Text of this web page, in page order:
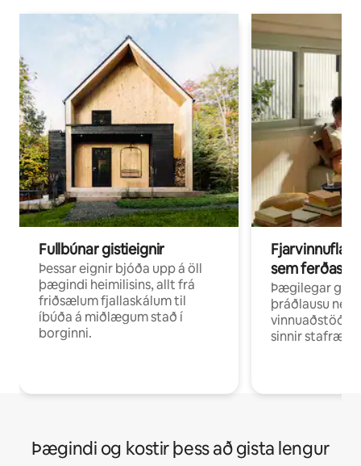
Fullbúnar gistieignir
Þessar eignir bjóða upp á öll
þægindi heimilisins, allt frá
friðsælum fjallaskálum til
íbúða á miðlægum stað í
borginni.
sem ferðast
Þægilegar
þráðlausu neti
vinnuaðstöðu
sinnir
Þægindi og kostir þess að gista lengur